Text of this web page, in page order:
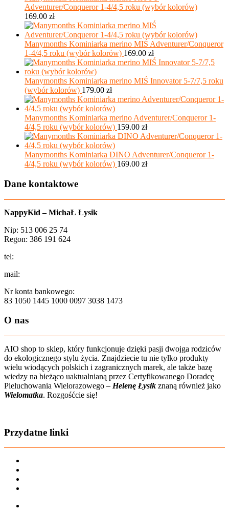
Adventurer/Conqueror 1-4/4,5 roku (wybór kolorów)
169.00 zł
Manymonths Kominiarka merino MIŚ Adventurer/Conqueror
1-4/4,5 roku (wybór kolorów) 169.00 zł
Manymonths Kominiarka merino MIŚ Innovator 5-7/7,5 roku
(wybór kolorów) 179.00 zł
Manymonths Kominiarka merino Adventurer/Conqueror 1-
4/4,5 roku (wybór kolorów) 159.00 zł
Manymonths Kominiarka DINO Adventurer/Conqueror 1-
4/4,5 roku (wybór kolorów) 169.00 zł
Dane kontaktowe
NappyKid – MichaŁ Łysik
Nip: 513 006 25 74
Regon: 386 191 624
tel:
mail:
Nr konta bankowego:
83 1050 1445 1000 0097 3038 1473
O nas
AIO shop to sklep, który funkcjonuje dzięki pasji dwojga rodziców
do ekologicznego stylu życia. Znajdziecie tu nie tylko produkty
wielu wiodących polskich i zagranicznych marek, ale także bazę
wiedzy na bieżąco uaktualnianą przez Certyfikowanego Doradcę
Pieluchowania Wielorazowego – Helenę Łysik znaną również jako
Wielomatka. Rozgośćcie się!
Przydatne linki